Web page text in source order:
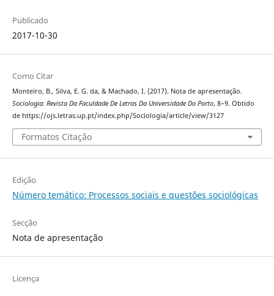
Publicado
2017-10-30
Como Citar
Monteiro, B., Silva, E. G. da, & Machado, I. (2017). Nota de apresentação.
Sociologia: Revista Da Faculdade De Letras Da Universidade Do Porto, 8–9. Obtido
de https://ojs.letras.up.pt/index.php/Sociologia/article/view/3127
Formatos Citação
Edição
Número temático: Processos sociais e questões sociológicas
Secção
Nota de apresentação
Licença